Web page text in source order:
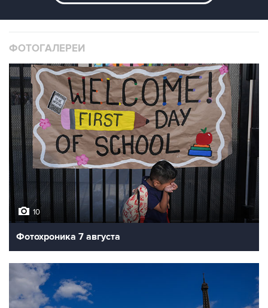
ФОТОГАЛЕРЕИ
10
Фотохроника 7 августа